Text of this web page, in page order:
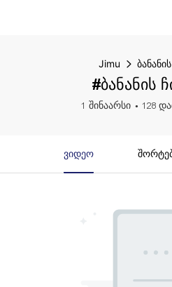
Jimu
#ბანანის
1 შინაარსი 128
Ვიდეო